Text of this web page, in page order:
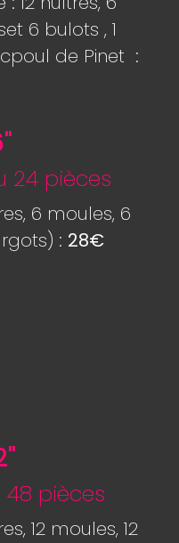
6 bulots , 1
de Pinet :
pièces
6 moules, 6
: 28€
pièces
12 moules, 12